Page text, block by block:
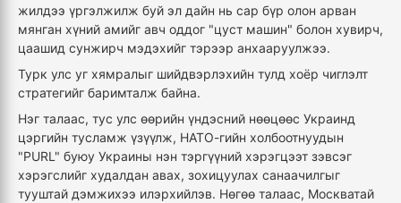
жилдээ үргэлжилж буй эл дайн нь сар бүр олон арван
мянган хүний амийг авч оддог "цуст машин" болон хувирч,
цаашид сунжирч мэдэхийг тэрээр анхааруулжээ.
Турк улс уг хямралыг шийдвэрлэхийн тулд хоёр чиглэлт
стратегийг баримталж байна.
Нэг талаас, тус улс өөрийн үндэсний нөөцөөс Украинд
цэргийн тусламж үзүүлж, НАТО-гийн холбоотнуудын
"PURL" буюу Украины нэн тэргүүний хэрэгцээт зэвсэг
хэрэгслийг худалдан авах, зохицуулах санаачилгыг
тууштай дэмжихээ илэрхийлэв. Нөгөө талаас, Москватай